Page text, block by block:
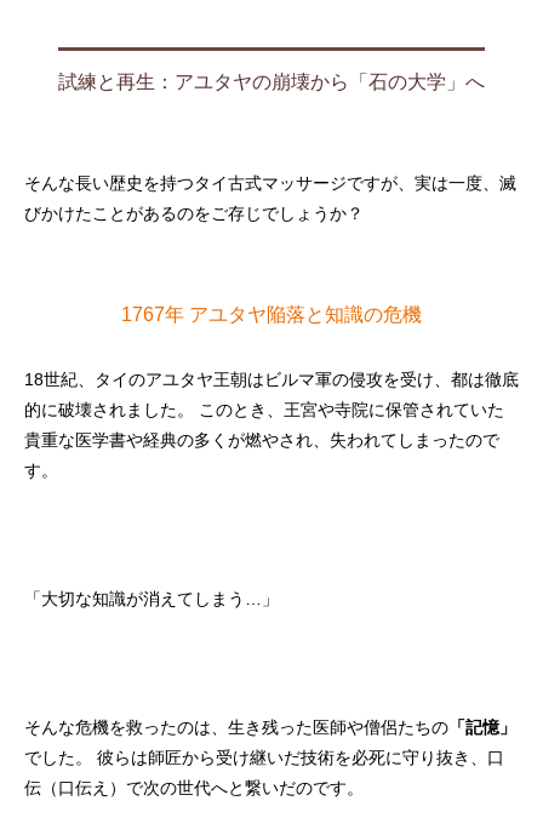
試練と再生：アユタヤの崩壊から「石の大学」へ
そんな長い歴史を持つタイ古式マッサージですが、実は一度、滅
びかけたことがあるのをご存じでしょうか？
1767年 アユタヤ陥落と知識の危機
18世紀、タイのアユタヤ王朝はビルマ軍の侵攻を受け、都は徹底
的に破壊されました。 このとき、王宮や寺院に保管されていた
貴重な医学書や経典の多くが燃やされ、失われてしまったので
す。
「大切な知識が消えてしまう…」
そんな危機を救ったのは、生き残った医師や僧侶たちの 「記憶」
でした。 彼らは師匠から受け継いだ技術を必死に守り抜き、口
伝（口伝え）で次の世代へと繋いだのです。